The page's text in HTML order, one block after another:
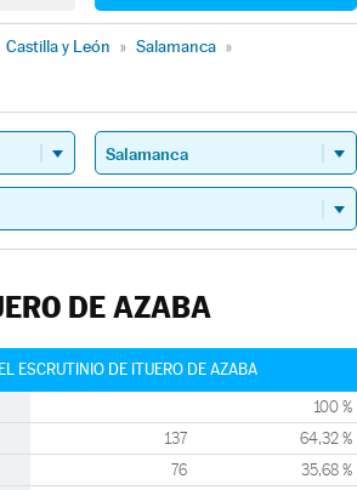
Castilla y León » Salamanca »
DE AZABA
ESCRUTINIO DE ITUERO DE AZABA
100 %
137 64,32 %
76 35,68 %